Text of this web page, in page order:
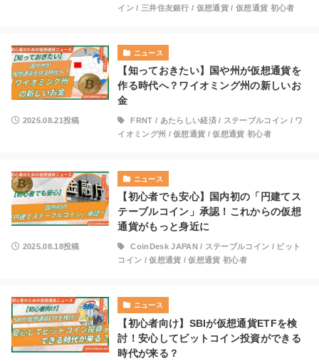
イン/ 三井住友銀行 / 仮想通貨 /仮想通貨 初心者
ニュース
【知っておきたい】国や州が仮想通貨を
作る時代へ？ワイオミング州の新しいお
金
2025.08.21投稿 FRNT / あたらしい経済/ ステーブルコイン / ワ
イオミング州 /仮想通貨 /仮想通貨 初心者
ニュース
【初心者でも安心】国内初の「円建てス
テーブルコイン」承認！これからの仮想
通貨がもっと身近に
2025.08.18投稿 CoinDesk JAPAN / ステーブルコイン / ビット
コイン /仮想通貨 /仮想通貨 初心者
ニュース
【初心者向け】SBIが仮想通貨ETFを検
討！安心してビットコイン投資ができる
時代が来る？